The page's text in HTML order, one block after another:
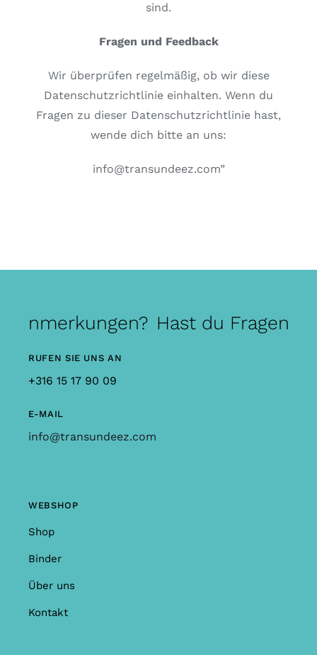
sind.
Fragen und Feedback
Wir überprüfen regelmäßig, ob wir diese
Datenschutzrichtlinie einhalten. Wenn du
Fragen zu dieser Datenschutzrichtlinie hast,
wende dich bitte an uns:
info@transundeez.com”
Hast du Fragen
RUFEN SIE UNS AN
+316 15 17 90 09
E-MAIL
info@transundeez.com
WEBSHOP
Shop
Binder
Über uns
Kontakt